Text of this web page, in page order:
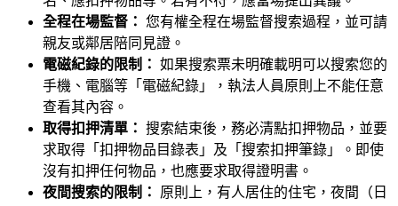
全程在場監督： 您有權全程在場監督搜索過程，並可請
親友或鄰居陪同見證。
電磁紀錄的限制： 如果搜索票未明確載明可以搜索您的
手機、電腦等「電磁紀錄」，執法人員原則上不能任意
查看其內容。
取得扣押清單： 搜索結束後，務必清點扣押物品，並要
求取得「扣押物品目錄表」及「搜索扣押筆錄」。即使
沒有扣押任何物品，也應要求取得證明書。
夜間搜索的限制：
原則上，有人居住的住宅，夜間（日